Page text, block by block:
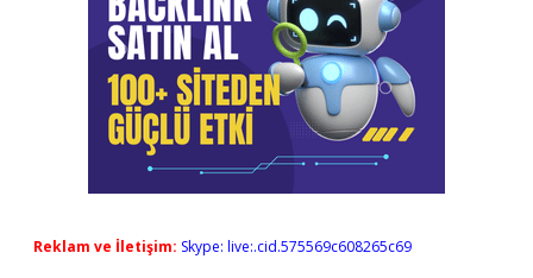
Reklam ve İletişim: Skype: live:.cid.575569c608265c69